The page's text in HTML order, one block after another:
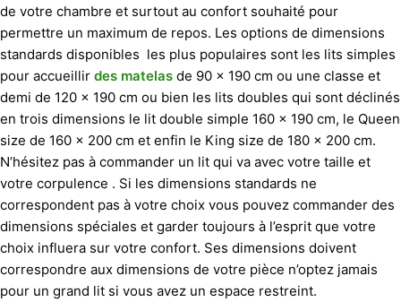
de votre chambre et surtout au confort souhaité pour
permettre un maximum de repos. Les options de dimensions
standards disponibles les plus populaires sont les lits simples
pour accueillir des matelas de 90 x 190 cm ou une classe et
demi de 120 x 190 cm ou bien les lits doubles qui sont déclinés
en trois dimensions le lit double simple 160 x 190 cm, le Queen
size de 160 x 200 cm et enfin le King size de 180 x 200 cm.
N’hésitez pas à commander un lit qui va avec votre taille et
votre corpulence . Si les dimensions standards ne
correspondent pas à votre choix vous pouvez commander des
dimensions spéciales et garder toujours à l’esprit que votre
choix influera sur votre confort. Ses dimensions doivent
correspondre aux dimensions de votre pièce n’optez jamais
pour un grand lit si vous avez un espace restreint.